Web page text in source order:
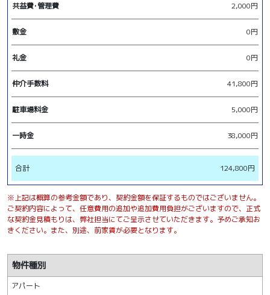
共益費･管理費 2,000円
敷金 0円
礼金 0円
仲介手数料 41,800円
駐車場料金 5,000円
一時金 38,000円
合計 124,800円
※上記は概算の参考金額であり、契約金額を保証するものではございません。
ご契約内容によって、任意費用の追加や追加費用負担がございますので、正式
な契約金見積もりは、弊社担当にてご呈示させていただきます。予めご承知お
きください。また、別途、前家賃が必要となります。
物件種別
アパート